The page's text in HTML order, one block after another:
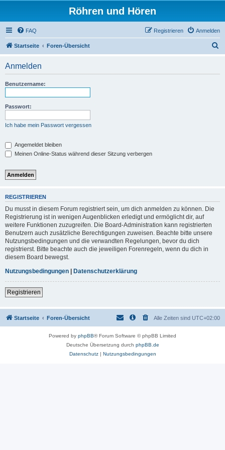
Röhren und Hören
FAQ Anmelden
Registrieren
Startseite Foren-Übersicht
Anmelden
Benutzername:
Passwort:
Ich habe mein Passwort vergessen
Angemeldet bleiben
Meinen Online-Status während dieser Sitzung verbergen
REGISTRIEREN
Du musst in diesem Forum registriert sein, um dich anmelden zu können. Die
Registrierung ist in wenigen Augenblicken erledigt und ermöglicht dir, auf
weitere Funktionen zuzugreifen. Die Board-Administration kann registrierten
Benutzern auch zusätzliche Berechtigungen zuweisen. Beachte bitte unsere
Nutzungsbedingungen und die verwandten Regelungen, bevor du dich
registrierst. Bitte beachte auch die jeweiligen Forenregeln, wenn du dich in
diesem Board bewegst.
Nutzungsbedingungen | Datenschutzerklärung
Registrieren
Startseite Foren-Übersicht Alle Zeiten sind UTC+02:00
Powered by phpBB® Forum Software © phpBB Limited
Deutsche Übersetzung durch phpBB.de
Datenschutz| Nutzungsbedingungen